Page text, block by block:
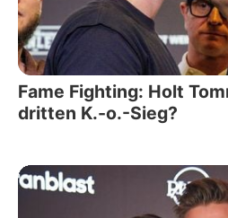
Fame Fighting: Holt
dritten K.-o.-Sieg?